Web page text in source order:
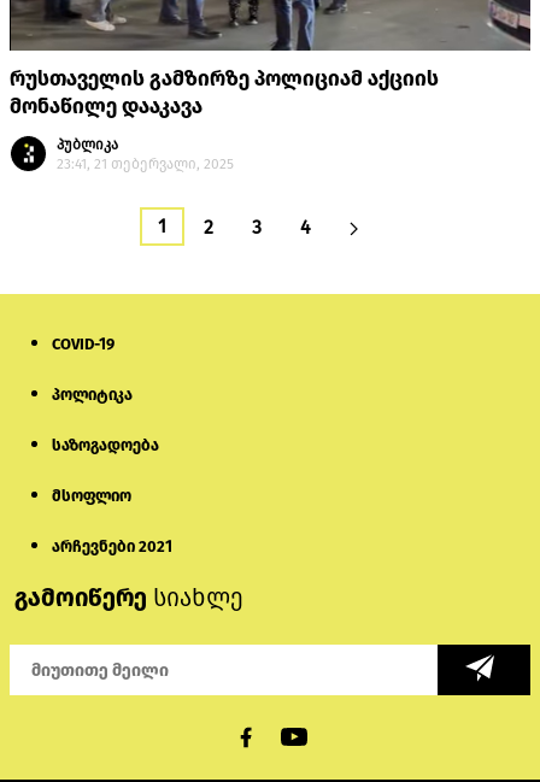
რუსთაველის გამზირზე პოლიციამ აქციის
მონაწილე დააკავა
პუბლიკა
23:41, 21 თებერვალი, 2025
1 2 3 4
COVID-19
პოლიტიკა
საზოგადოება
მსოფლიო
არჩევნები 2021
გამოიწერე სიახლე